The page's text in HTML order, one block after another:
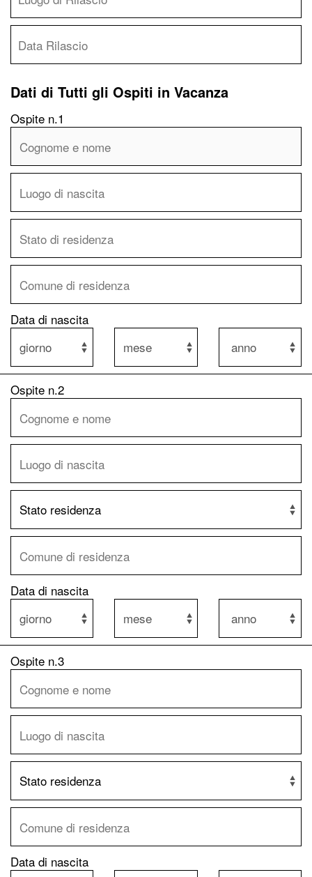
Dati di Tutti gli Ospiti in Vacanza
Ospite n.1
Data di nascita
Ospite n.2
Data di nascita
Ospite n.3
Data di nascita